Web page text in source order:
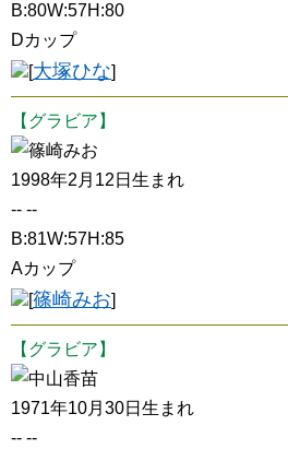
B:80W:57H:80
Dカップ
[大塚ひな]
【グラビア】
篠崎みお
1998年2月12日生まれ
-- --
B:81W:57H:85
Aカップ
[篠崎みお]
【グラビア】
中山香苗
1971年10月30日生まれ
-- --